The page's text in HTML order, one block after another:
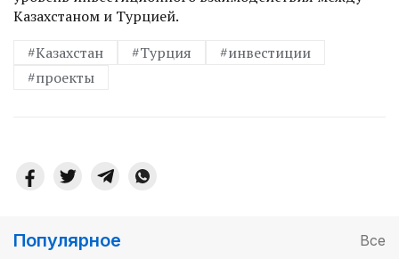
Казахстаном и Турцией.
#Казахстан
#Турция
#инвестиции
#проекты
Популярное Все